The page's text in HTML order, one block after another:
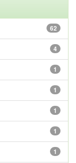
62
4
1
1
1
1
1